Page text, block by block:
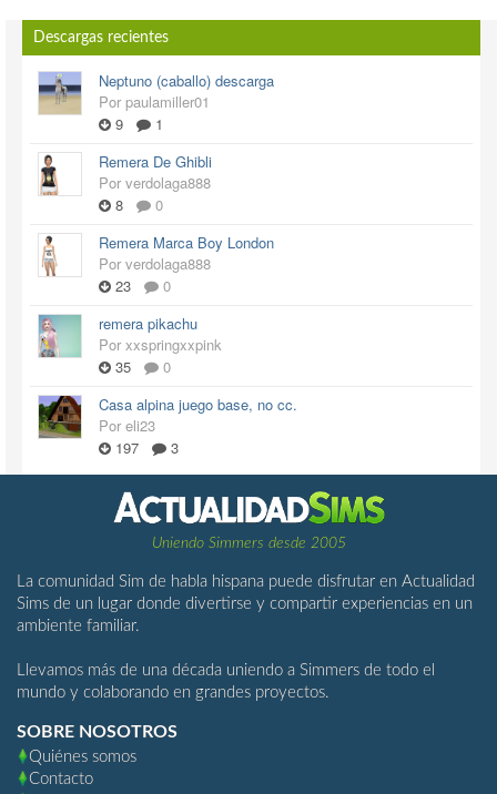
Descargas recientes
Neptuno (caballo) descarga
Por paulamiller01
9
1
Remera De Ghibli
Por verdolaga888
8
0
Remera Marca Boy London
Por verdolaga888
23
0
remera pikachu
Por xxspringxxpink
35
0
Casa alpina juego base, no cc.
Por eli23
197
3
Uniendo Simmers desde 2005
La comunidad Sim de habla hispana puede disfrutar en Actualidad
Sims de un lugar donde divertirse y compartir experiencias en un
ambiente familiar.
Llevamos más de una década uniendo a Simmers de todo el
mundo y colaborando en grandes proyectos.
SOBRE NOSOTROS
Quiénes somos
Contacto